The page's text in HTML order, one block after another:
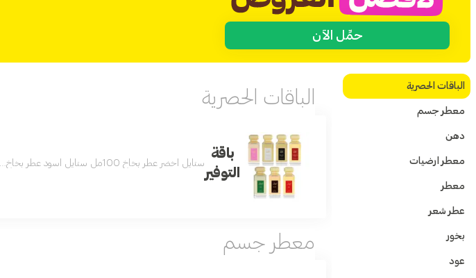
حمِّل الآن
الباقات الحصرية
معطر جسم
دهن
معطر ارضيات
معطر
عطر شعر
بخور
عود
الباقات الحصرية
باقة
التوفير
ستايل اخضر عطر بخاخ 100مل ستايل اسود عطر بخاخ 100مل وايت تاق عطر بخاخ 100مل بينك تاق عطر بخاخ 100مل ستايل احمر عطر بخاخ 100مل بلاك تاق عطر بخاخ 100مل ماجينتا تاق عطر بخاخ 100مل
معطر جسم